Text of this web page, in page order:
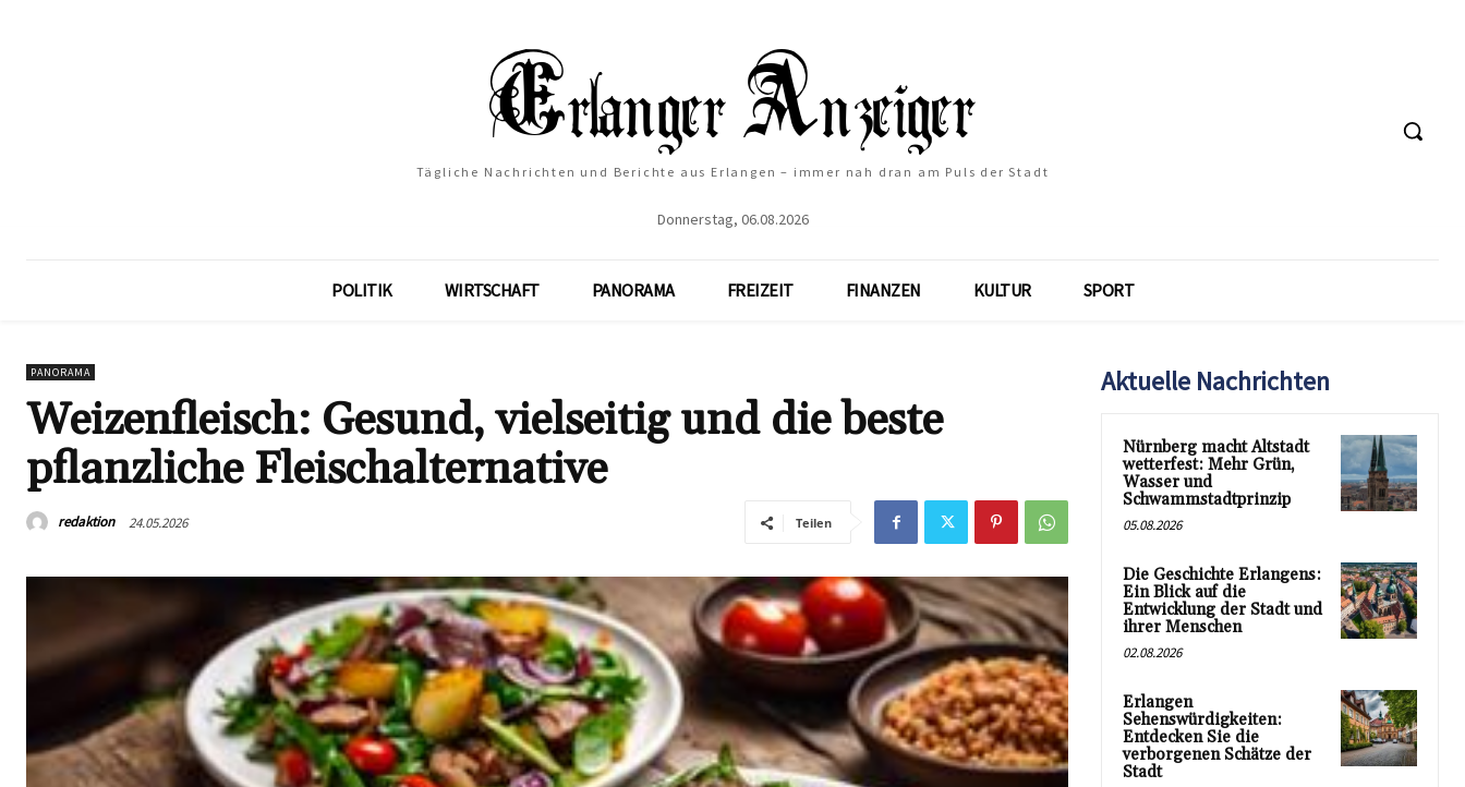
Tägliche Nachrichten und Berichte aus Erlangen – immer nah dran am Puls der Stadt
Donnerstag, 06.08.2026
POLITIK WIRTSCHAFT PANORAMA FREIZEIT FINANZEN KULTUR SPORT
PANORAMA
Weizenfleisch: Gesund, vielseitig und die beste
pflanzliche Fleischalternative
redaktion 24.05.2026 Teilen
Aktuelle Nachrichten
Nürnberg macht Altstadt
wetterfest: Mehr Grün,
Wasser und
Schwammstadtprinzip
05.08.2026
Die Geschichte Erlangens:
Ein Blick auf die
Entwicklung der Stadt und
ihrer Menschen
02.08.2026
Erlangen
Sehenswürdigkeiten:
Entdecken Sie die
verborgenen Schätze der
Stadt